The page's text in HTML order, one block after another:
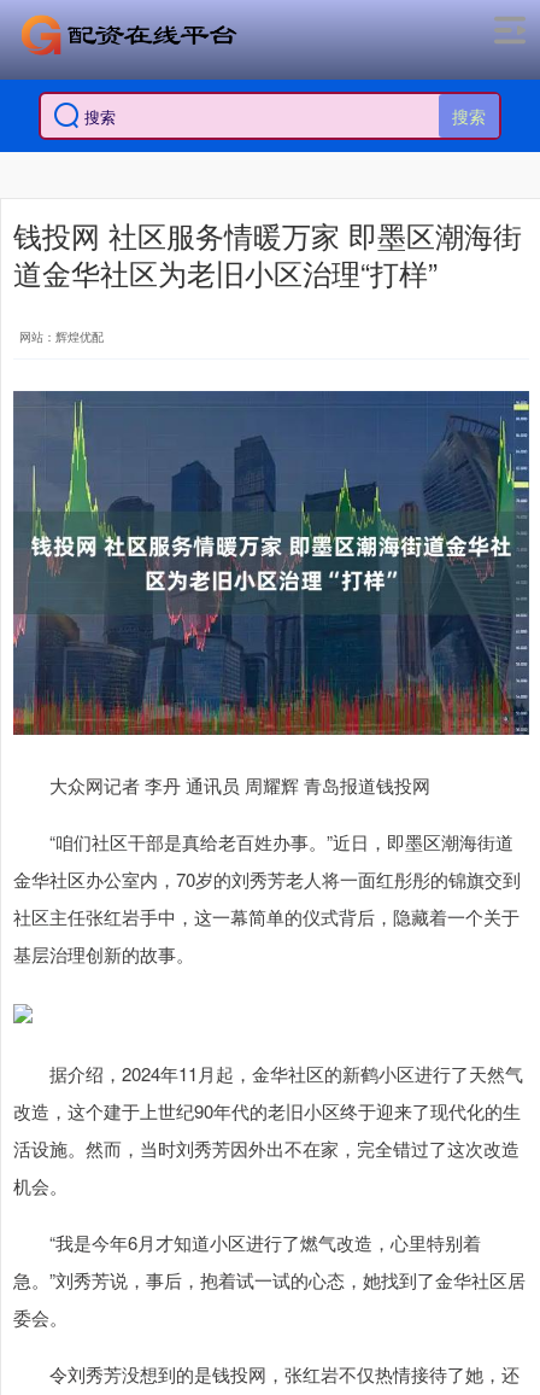
搜索
钱投网 社区服务情暖万家 即墨区潮海街
道金华社区为老旧小区治理“打样”
网站：辉煌优配
大众网记者 李丹 通讯员 周耀辉 青岛报道钱投网
“咱们社区干部是真给老百姓办事。”近日，即墨区潮海街道
金华社区办公室内，70岁的刘秀芳老人将一面红彤彤的锦旗交到
社区主任张红岩手中，这一幕简单的仪式背后，隐藏着一个关于
基层治理创新的故事。
据介绍，2024年11月起，金华社区的新鹤小区进行了天然气
改造，这个建于上世纪90年代的老旧小区终于迎来了现代化的生
活设施。然而，当时刘秀芳因外出不在家，完全错过了这次改造
机会。
“我是今年6月才知道小区进行了燃气改造，心里特别着
急。”刘秀芳说，事后，抱着试一试的心态，她找到了金华社区居
委会。
令刘秀芳没想到的是钱投网，张红岩不仅热情接待了她，还